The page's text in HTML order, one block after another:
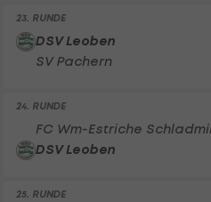
23. RUNDE
DSV Leoben
SV Pachern
24. RUNDE
FC Wm-Estriche
DSV Leoben
25. RUNDE